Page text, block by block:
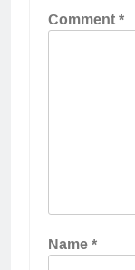
Comment*
Name*